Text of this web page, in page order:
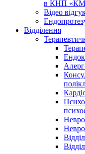
в КНП
Відео
Відділення